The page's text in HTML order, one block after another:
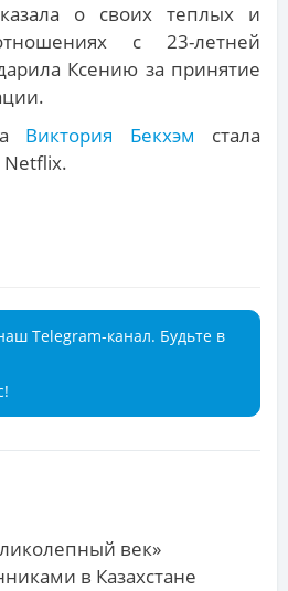
о своих теплых и
с 23-летней
Ксению за принятие
Виктория Бекхэм стала
Netflix.
Telegram-канал. Будьте в
век»
в Казахстане